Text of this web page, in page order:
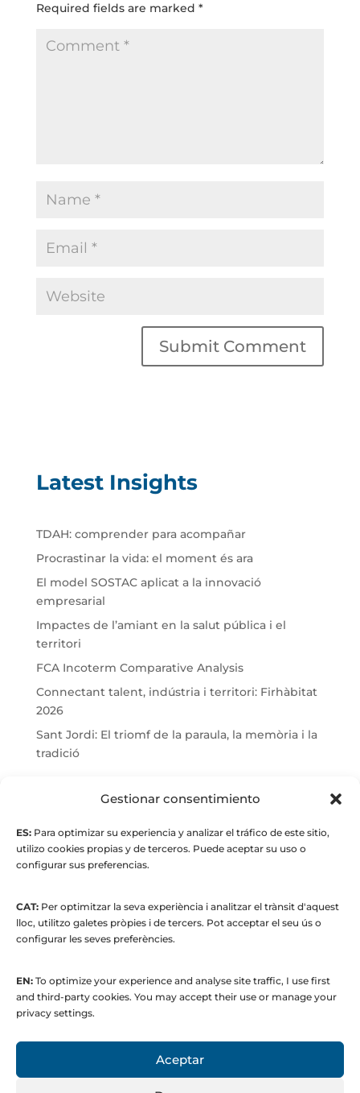
Gestionar consentimiento
ES: Para optimizar su experiencia y analizar el tráfico de este sitio,
utilizo cookies propias y de terceros. Puede aceptar su uso o
configurar sus preferencias.
CAT: Per optimitzar la seva experiència i analitzar el trànsit d'aquest
lloc, utilitzo galetes pròpies i de tercers. Pot acceptar el seu ús o
configurar les seves preferències.
EN: To optimize your experience and analyse site traffic, I use first
and third-party cookies. You may accept their use or manage your
privacy settings.
Aceptar
Required fields are marked *
Latest Insights
TDAH: comprender para acompañar
Procrastinar la vida: el moment és ara
El model SOSTAC aplicat a la innovació
empresarial
Impactes de l’amiant en la salut pública i el
territori
FCA Incoterm Comparative Analysis
Connectant talent, indústria i territori: Firhàbitat
2026
Sant Jordi: El triomf de la paraula, la memòria i la
tradició
© Maria Fernandez Alonso
Full index
© 2015 to present. María Fernández Alonso
Strategic Manager | Corporate